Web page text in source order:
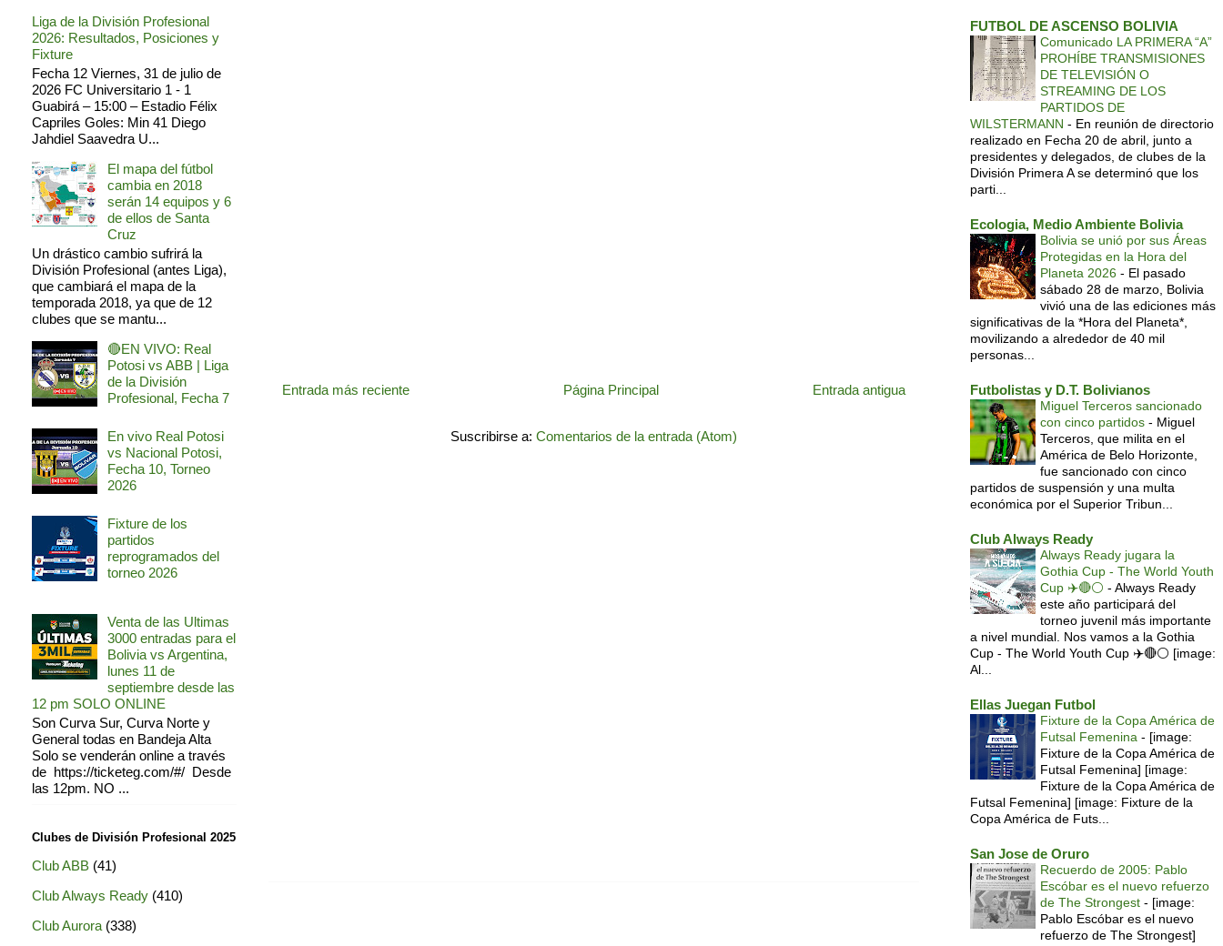
Entrada más reciente Entrada antigua
Página Principal
Suscribirse a: Comentarios de la entrada (Atom)
Liga de la División Profesional
2026: Resultados, Posiciones y
Fixture
Fecha 12 Viernes, 31 de julio de
2026 FC Universitario 1 - 1
Guabirá – 15:00 – Estadio Félix
Capriles Goles: Min 41 Diego
Jahdiel Saavedra U...
El mapa del fútbol
cambia en 2018
serán 14 equipos y 6
de ellos de Santa
Cruz
Un drástico cambio sufrirá la
División Profesional (antes Liga),
que cambiará el mapa de la
temporada 2018, ya que de 12
clubes que se mantu...
🔴EN VIVO: Real
Potosi vs ABB | Liga
de la División
Profesional, Fecha 7
En vivo Real Potosi
vs Nacional Potosi,
Fecha 10, Torneo
2026
Fixture de los
partidos
reprogramados del
torneo 2026
Venta de las Ultimas
3000 entradas para el
Bolivia vs Argentina,
lunes 11 de
septiembre desde las
12 pm SOLO ONLINE
Son Curva Sur, Curva Norte y
General todas en Bandeja Alta
Solo se venderán online a través
de https://ticketeg.com/#/ Desde
las 12pm. NO ...
Clubes de División Profesional 2025
Club ABB (41)
Club Always Ready (410)
Club Aurora (338)
FUTBOL DE ASCENSO BOLIVIA
Comunicado LA PRIMERA “A”
PROHÍBE TRANSMISIONES
DE TELEVISIÓN O
STREAMING DE LOS
PARTIDOS DE
WILSTERMANN - En reunión de directorio
realizado en Fecha 20 de abril, junto a
presidentes y delegados, de clubes de la
División Primera A se determinó que los
parti...
Ecologia, Medio Ambiente Bolivia
Bolivia se unió por sus Áreas
Protegidas en la Hora del
Planeta 2026 - El pasado
sábado 28 de marzo, Bolivia
vivió una de las ediciones más
significativas de la *Hora del Planeta*,
movilizando a alrededor de 40 mil
personas...
Futbolistas y D.T. Bolivianos
Miguel Terceros sancionado
con cinco partidos - Miguel
Terceros, que milita en el
América de Belo Horizonte,
fue sancionado con cinco
partidos de suspensión y una multa
económica por el Superior Tribun...
Club Always Ready
Always Ready jugara la
Gothia Cup - The World Youth
Cup ✈️🔴⚪️ - Always Ready
este año participará del
torneo juvenil más importante
a nivel mundial. Nos vamos a la Gothia
Cup - The World Youth Cup ✈️🔴⚪️ [image:
Al...
Ellas Juegan Futbol
Fixture de la Copa América de
Futsal Femenina - [image:
Fixture de la Copa América de
Futsal Femenina] [image:
Fixture de la Copa América de
Futsal Femenina] [image: Fixture de la
Copa América de Futs...
San Jose de Oruro
Recuerdo de 2005: Pablo
Escóbar es el nuevo refuerzo
de The Strongest - [image:
Pablo Escóbar es el nuevo
refuerzo de The Strongest]